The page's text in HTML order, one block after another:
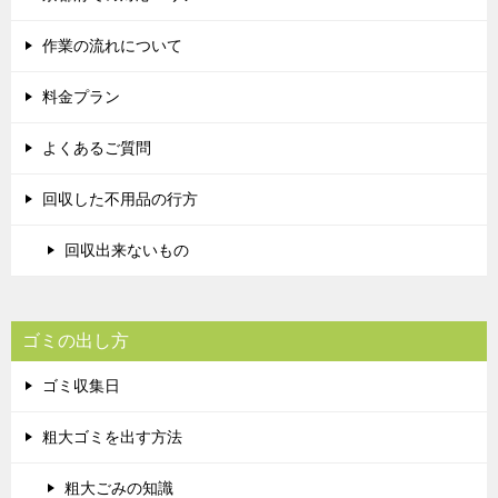
作業の流れについて
料金プラン
よくあるご質問
回収した不用品の行方
回収出来ないもの
ゴミの出し方
ゴミ収集日
粗大ゴミを出す方法
粗大ごみの知識